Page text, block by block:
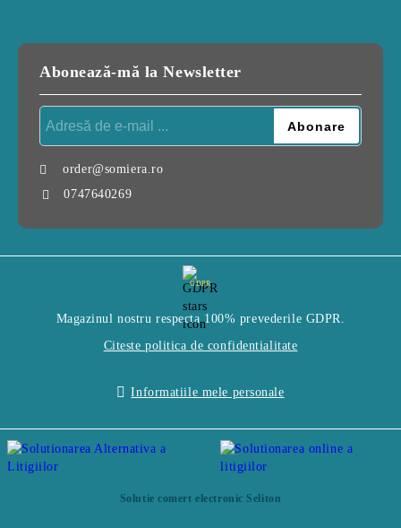
Abonează-mă la Newsletter
order@somiera.ro
0747640269
GDPR
Magazinul nostru respecta 100% prevederile GDPR.
Citeste politica de confidentialitate
Informatiile mele personale
Solutie comert electronic Seliton